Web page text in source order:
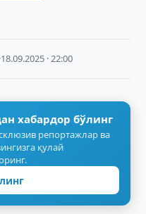
·18.09.2025 · 22:00
хабардор бўлинг
репортажлар ва
қулай